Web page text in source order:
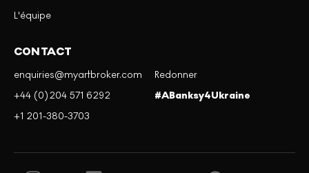
L'équipe
CONTACT
enquiries@myartbroker.com
+44 (0)204 571 6292
+1 201-380-3703
Redonner
#ABanksy4Ukraine